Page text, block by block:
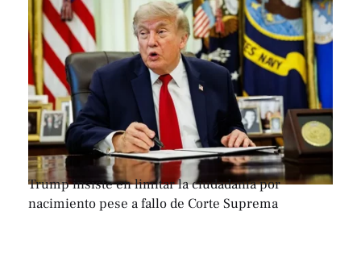
Trump insiste en limitar la ciudadanía por
nacimiento pese a fallo de Corte Suprema